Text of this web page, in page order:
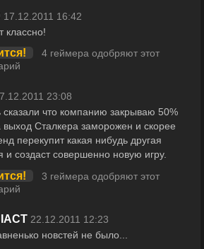
17.12.2011 16:42
классно!
4 геймера одобряют этот
23:08
сказали что компанию закрываю 50%
выход Сталкера заморожен и скорее
перекупит какая нибудь другая
и создаст совершенно новую игру.
3 геймера одобряют этот
22.12.2011 12:23
новстей не было...